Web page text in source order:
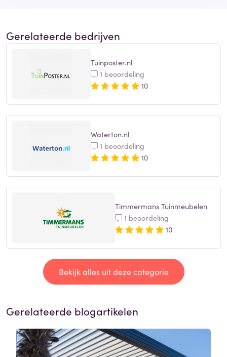
Gerelateerde bedrijven
Tuinposter.nl
1 beoordeling
10
Waterton.nl
1 beoordeling
10
Timmermans Tuinmeubelen
1 beoordeling
10
Bekijk alles uit deze categorie
Gerelateerde blogartikelen